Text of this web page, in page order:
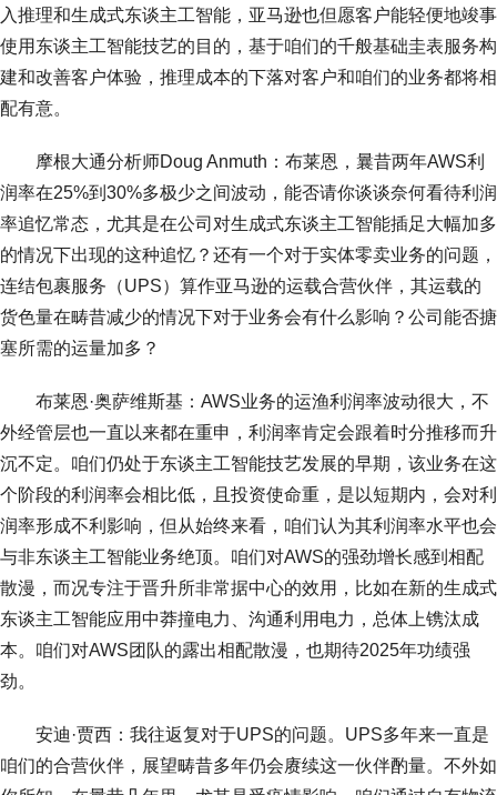
入推理和生成式东谈主工智能，亚马逊也但愿客户能轻便地竣事
使用东谈主工智能技艺的目的，基于咱们的千般基础圭表服务构
建和改善客户体验，推理成本的下落对客户和咱们的业务都将相
配有意。
摩根大通分析师Doug Anmuth：布莱恩，曩昔两年AWS利
润率在25%到30%多极少之间波动，能否请你谈谈奈何看待利润
率追忆常态，尤其是在公司对生成式东谈主工智能插足大幅加多
的情况下出现的这种追忆？还有一个对于实体零卖业务的问题，
连结包裹服务（UPS）算作亚马逊的运载合营伙伴，其运载的
货色量在畴昔减少的情况下对于业务会有什么影响？公司能否搪
塞所需的运量加多？
布莱恩·奥萨维斯基：AWS业务的运渔利润率波动很大，不
外经管层也一直以来都在重申，利润率肯定会跟着时分推移而升
沉不定。咱们仍处于东谈主工智能技艺发展的早期，该业务在这
个阶段的利润率会相比低，且投资使命重，是以短期内，会对利
润率形成不利影响，但从始终来看，咱们认为其利润率水平也会
与非东谈主工智能业务绝顶。咱们对AWS的强劲增长感到相配
散漫，而况专注于晋升所非常据中心的效用，比如在新的生成式
东谈主工智能应用中莽撞电力、沟通利用电力，总体上镌汰成
本。咱们对AWS团队的露出相配散漫，也期待2025年功绩强
劲。
安迪·贾西：我往返复对于UPS的问题。UPS多年来一直是
咱们的合营伙伴，展望畴昔多年仍会赓续这一伙伴酌量。不外如